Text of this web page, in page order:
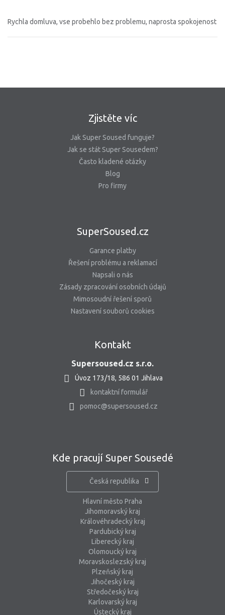
Rychla domluva, vse probehlo bez problemu, naprosta spokojenost
Zjistěte víc
Jak Super Soused funguje?
Jak se stát Super Sousedem?
Často kladené otázky
Blog
Pro firmy
SuperSoused.cz
Garance platby
Řešení problému a reklamací
Napsali o nás
Zásady zpracování osobních údajů
Mimosoudní řešení sporů
Nastavení souborů cookies
Kontakt
Supersoused.cz s.r.o.
Úvoz 173/18, 586 01 Jihlava
kontaktní formulář
pomoc@supersoused.cz
Kde pracují Super Sousedé
Česká republika
Hlavní město Praha
Jihomoravský kraj
Královéhradecký kraj
Pardubický kraj
Liberecký kraj
Olomoucký kraj
Moravskoslezský kraj
Plzeňský kraj
Jihočeský kraj
Středočeský kraj
Karlovarský kraj
Ústecký kraj